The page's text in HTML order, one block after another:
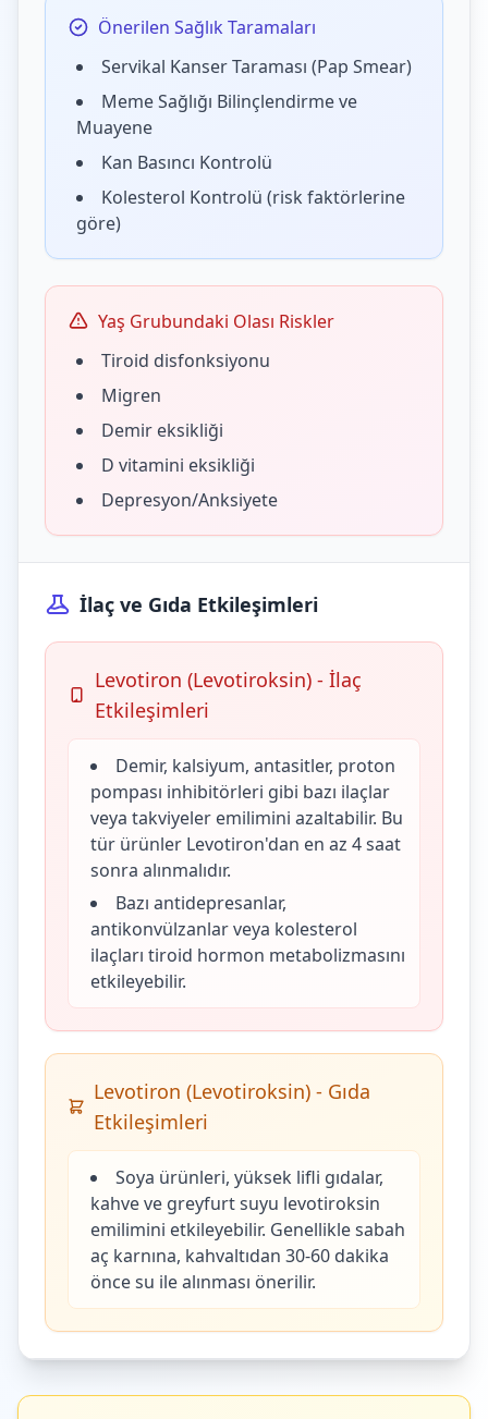
Önerilen Sağlık Taramaları
Servikal Kanser Taraması (Pap Smear)
Meme Sağlığı Bilinçlendirme ve
Muayene
Kan Basıncı Kontrolü
Kolesterol Kontrolü (risk faktörlerine
göre)
Yaş Grubundaki Olası Riskler
Tiroid disfonksiyonu
Migren
Demir eksikliği
D vitamini eksikliği
Depresyon/Anksiyete
İlaç ve Gıda Etkileşimleri
Levotiron (Levotiroksin) - İlaç
Etkileşimleri
Demir, kalsiyum, antasitler, proton
pompası inhibitörleri gibi bazı ilaçlar
veya takviyeler emilimini azaltabilir. Bu
tür ürünler Levotiron'dan en az 4 saat
sonra alınmalıdır.
Bazı antidepresanlar,
antikonvülzanlar veya kolesterol
ilaçları tiroid hormon metabolizmasını
etkileyebilir.
Levotiron (Levotiroksin) - Gıda
Etkileşimleri
Soya ürünleri, yüksek lifli gıdalar,
kahve ve greyfurt suyu levotiroksin
emilimini etkileyebilir. Genellikle sabah
aç karnına, kahvaltıdan 30-60 dakika
önce su ile alınması önerilir.